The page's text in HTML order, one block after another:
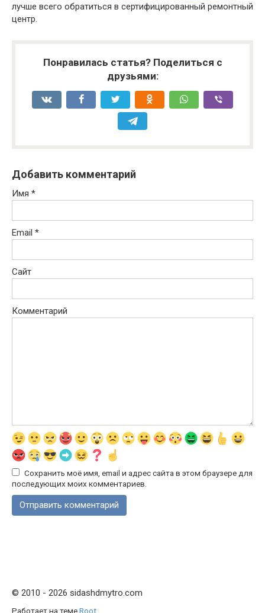
лучше всего обратиться в сертифицированный ремонтный
центр.
Понравилась статья? Поделиться с
друзьями:
Добавить комментарий
Имя *
Email *
Сайт
Комментарий
Сохранить моё имя, email и адрес сайта в этом браузере для
последующих моих комментариев.
© 2010 - 2026 sidashdmytro.com
Работает на темеRoot